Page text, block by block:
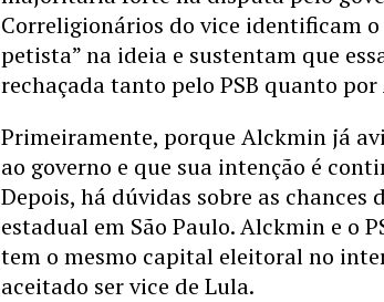
Correligionários do vice identificam
petista” na ideia e sustentam que
rechaçada tanto pelo PSB quanto
Primeiramente, porque Alckmin já
ao governo e que sua intenção é
Depois, há dúvidas sobre as chances
estadual em São Paulo. Alckmin e o
tem o mesmo capital eleitoral no
aceitado ser vice de Lula.